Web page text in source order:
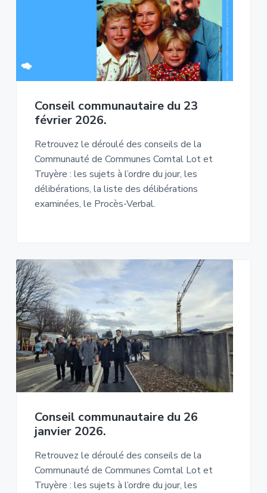
Conseil communautaire du 23
février 2026.
Retrouvez le déroulé des conseils de la
Communauté de Communes Comtal Lot et
Truyère : les sujets à l’ordre du jour, les
délibérations, la liste des délibérations
examinées, le Procès-Verbal.
Conseil communautaire du 26
janvier 2026.
Retrouvez le déroulé des conseils de la
Communauté de Communes Comtal Lot et
Truyère : les sujets à l’ordre du jour, les